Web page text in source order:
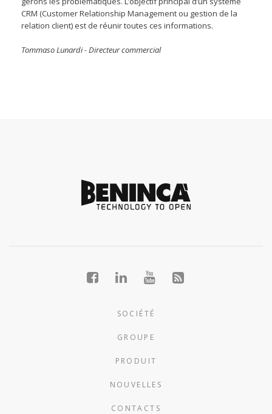
CRM (Customer Relationship Management ou gestion de la
relation client) est de réunir toutes ces informations.
Tommaso Lunardi - Directeur commercial
SOCIÉTÉ
GROUPE
PRODUIT
NOUVELLES
CONTACTS